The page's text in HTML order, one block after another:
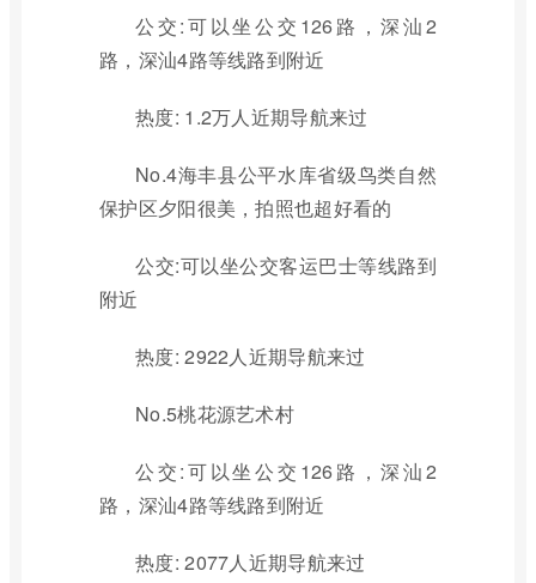
公交:可以坐公交126路，深汕2
路，深汕4路等线路到附近
热度: 1.2万人近期导航来过
No.4海丰县公平水库省级鸟类自然
保护区夕阳很美，拍照也超好看的
公交:可以坐公交客运巴士等线路到
附近
热度: 2922人近期导航来过
No.5桃花源艺术村
公交:可以坐公交126路，深汕2
路，深汕4路等线路到附近
热度: 2077人近期导航来过